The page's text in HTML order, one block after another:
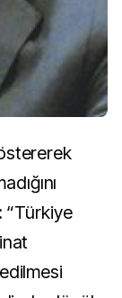
“Türkiye